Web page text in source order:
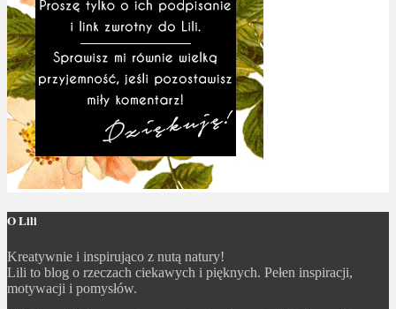
O Lili
Kreatywnie i inspirująco z nutą natury!
Lili to blog o rzeczach ciekawych i pięknych. Pełen inspiracji,
motywacji i pomysłów.